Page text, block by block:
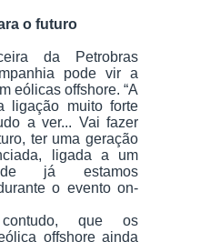
o futuro
da Petrobras
pode vir a
eólicas offshore. “A
ligação muito forte
a ver... Vai fazer
ter uma geração
ligada a um
já estamos
o evento on-
que os
offshore ainda